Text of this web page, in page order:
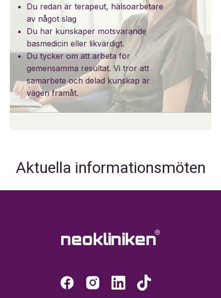
Du redan är terapeut, hälsoarbetare
av något slag
Du har kunskaper motsvarande
basmedicin eller likvärdigt.
Du tycker om att arbeta för
gemensamma resultat. Vi tror att
samarbete och delad kunskap är
vägen framåt.
Aktuella informationsmöten